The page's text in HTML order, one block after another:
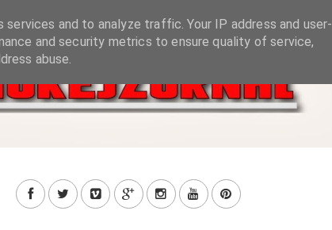
and to analyze traffic. Your IP address and user-
and security metrics to ensure quality of service,
abuse.